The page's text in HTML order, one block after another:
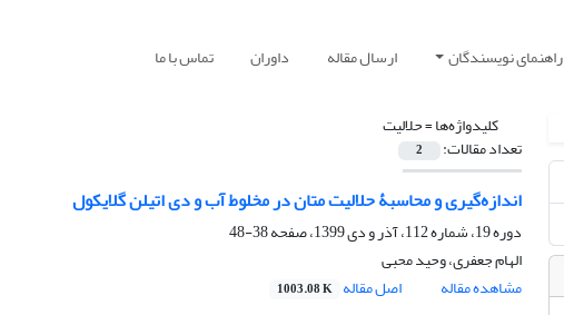
راهنمای نویسندگان ارسال مقاله داوران تماس با ما
کلیدواژه‌ها =حلالیت
تعداد مقالات: 2
اندازه‌گیری و محاسبۀ حلالیت متان در مخلوط آب و دی اتیلن گلایکول
دوره 19، شماره 112، آذر و دی 1399، صفحه
38-48
الهام جعفری، وحید محبی
مشاهده مقاله
اصل مقاله 1003.08 K